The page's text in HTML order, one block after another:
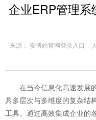
企业ERP管理
来源： 安博站官网登录入口
在当今信息化高速发展的
具多层次与多维度的复杂结
工具。通过高效集成企业的